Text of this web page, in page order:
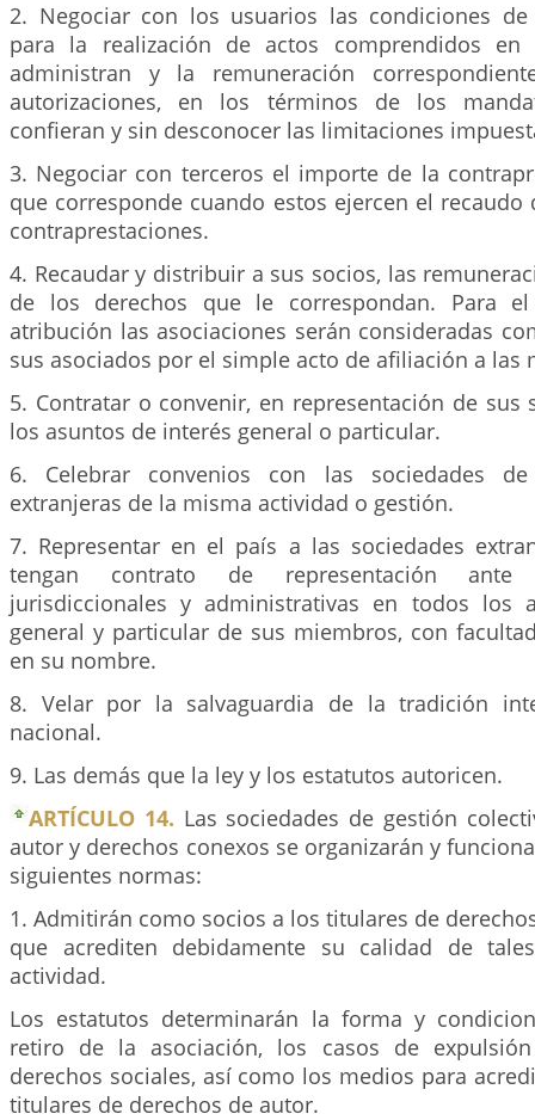
2. Negociar con los usuarios las condiciones de
para la realización de actos comprendidos en
administran y la remuneración
autorizaciones, en los términos de los
confieran y sin desconocer las limitaciones
3. Negociar con terceros el importe de la
que corresponde cuando estos ejercen el recaudo
contraprestaciones.
4. Recaudar y distribuir a sus socios, las
de los derechos que le correspondan. Para
atribución las asociaciones serán consideradas
sus asociados por el simple acto de afiliación a las
5. Contratar o convenir, en representación de sus
los asuntos de interés general o particular.
6. Celebrar convenios con las sociedades
extranjeras de la misma actividad o gestión.
7. Representar en el país a las sociedades
tengan contrato de representación ante
jurisdiccionales y administrativas en todos los
general y particular de sus miembros, con
en su nombre.
8. Velar por la salvaguardia de la tradición
nacional.
9. Las demás que la ley y los estatutos autoricen.
ARTÍCULO 14. Las sociedades de gestión
autor y derechos conexos se organizarán y
siguientes normas:
1. Admitirán como socios a los titulares de
que acrediten debidamente su calidad de
actividad.
Los estatutos determinarán la forma y
retiro de la asociación, los casos de
derechos sociales, así como los medios para
titulares de derechos de autor.